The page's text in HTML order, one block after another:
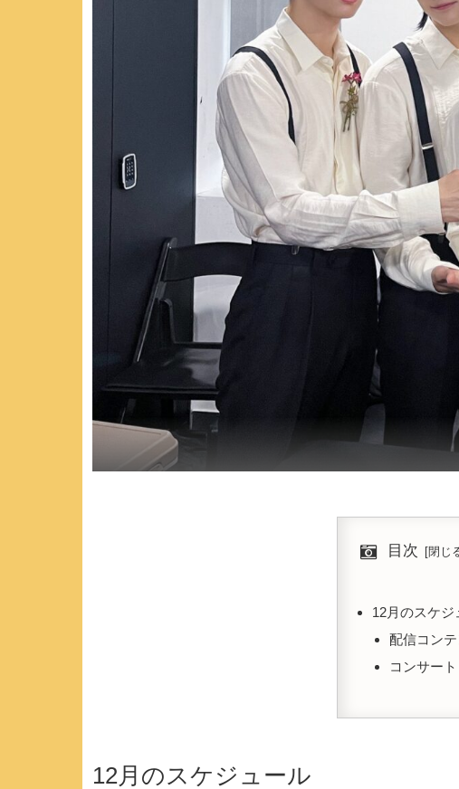
目次
12月のスケジ
配信コン
コンサー
12月のスケジュール